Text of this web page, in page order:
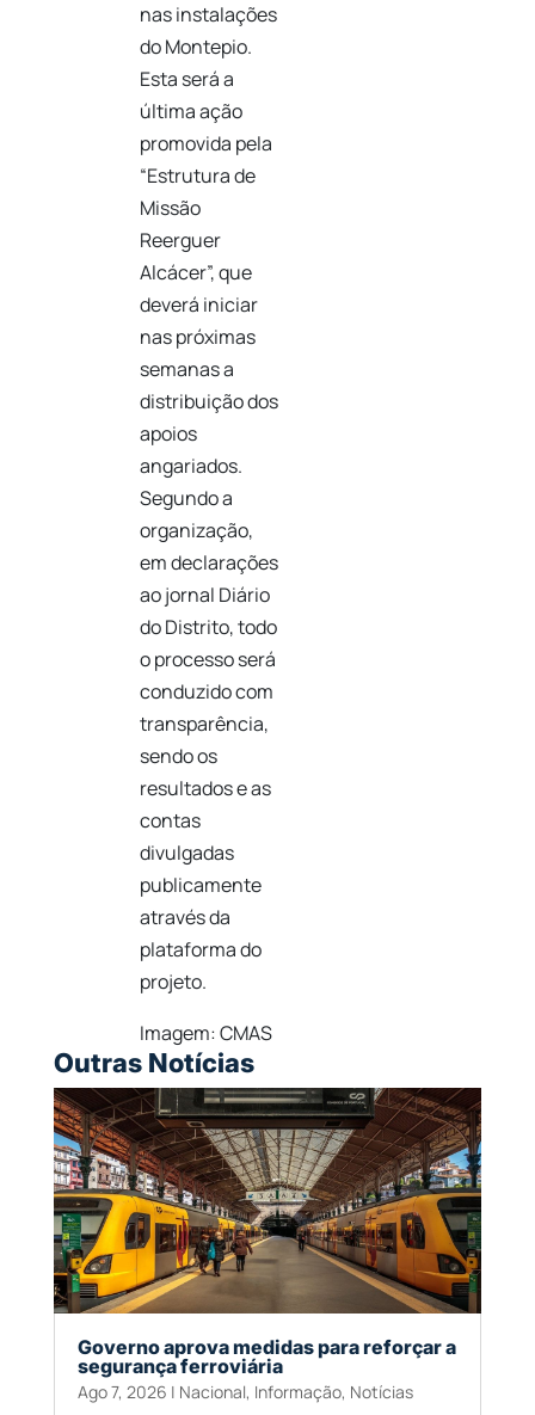
nas instalações
do Montepio.
Esta será a
última ação
promovida pela
“Estrutura de
Missão
Reerguer
Alcácer”, que
deverá iniciar
nas próximas
semanas a
distribuição dos
apoios
angariados.
Segundo a
organização,
em declarações
ao jornal Diário
do Distrito, todo
o processo será
conduzido com
transparência,
sendo os
resultados e as
contas
divulgadas
publicamente
através da
plataforma do
projeto.
Imagem: CMAS
Outras Notícias
Governo aprova medidas para reforçar a
segurança ferroviária
Ago 7, 2026 | Nacional, Informação, Notícias